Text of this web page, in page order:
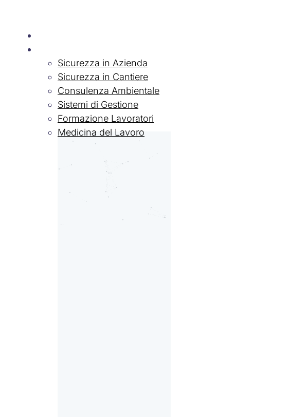
Sicurezza in Azienda
Sicurezza in Cantiere
Consulenza Ambientale
Sistemi di Gestione
Formazione Lavoratori
Medicina del Lavoro